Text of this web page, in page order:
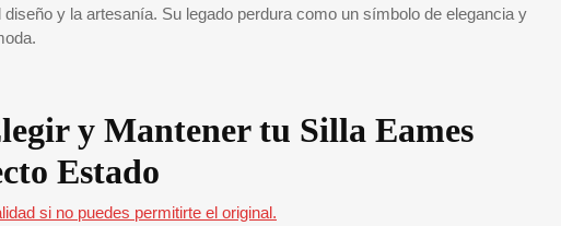
y la artesanía. Su legado perdura como un símbolo de elegancia y
y Mantener tu Silla Eames
Estado
si no puedes permitirte el original.